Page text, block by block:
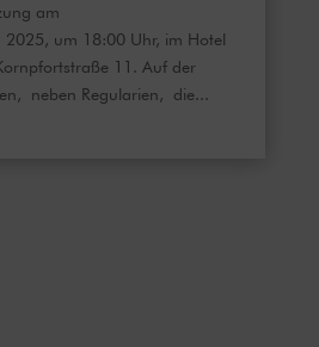
am
um 18:00 Uhr, im Hotel
11. Auf der
neben Regularien, die...